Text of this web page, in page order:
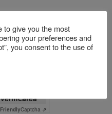
FriendlyCaptcha ⇗
to give you the most
your preferences and
you consent to the use of